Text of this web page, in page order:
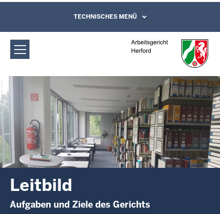
Arbeitsgericht Herford: Leitbild
Direkt zum Inhalt
Leichte Sprache, Gebärdensprachenvideo
und Kontaktformular
TECHNISCHES MENÜ
Leitbild
Aufgaben und Ziele des Gerichts